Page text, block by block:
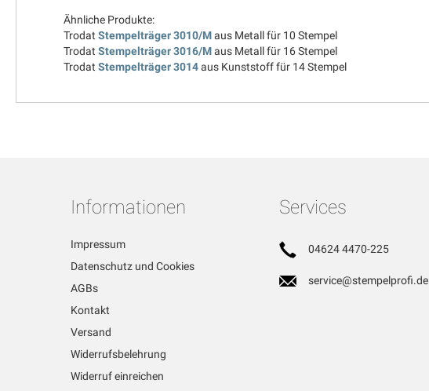
Ähnliche Produkte:
Trodat Stempelträger 3010/Maus Metall für 10 Stempel
Trodat Stempelträger 3016/Maus Metall für 16 Stempel
Trodat Stempelträger 3014aus Kunststoff für 14 Stempel
Informationen
Impressum
Datenschutz und Cookies
AGBs
Kontakt
Versand
Widerrufsbelehrung
Widerruf einreichen
Services
04624 4470-225
service@stempelprofi.de